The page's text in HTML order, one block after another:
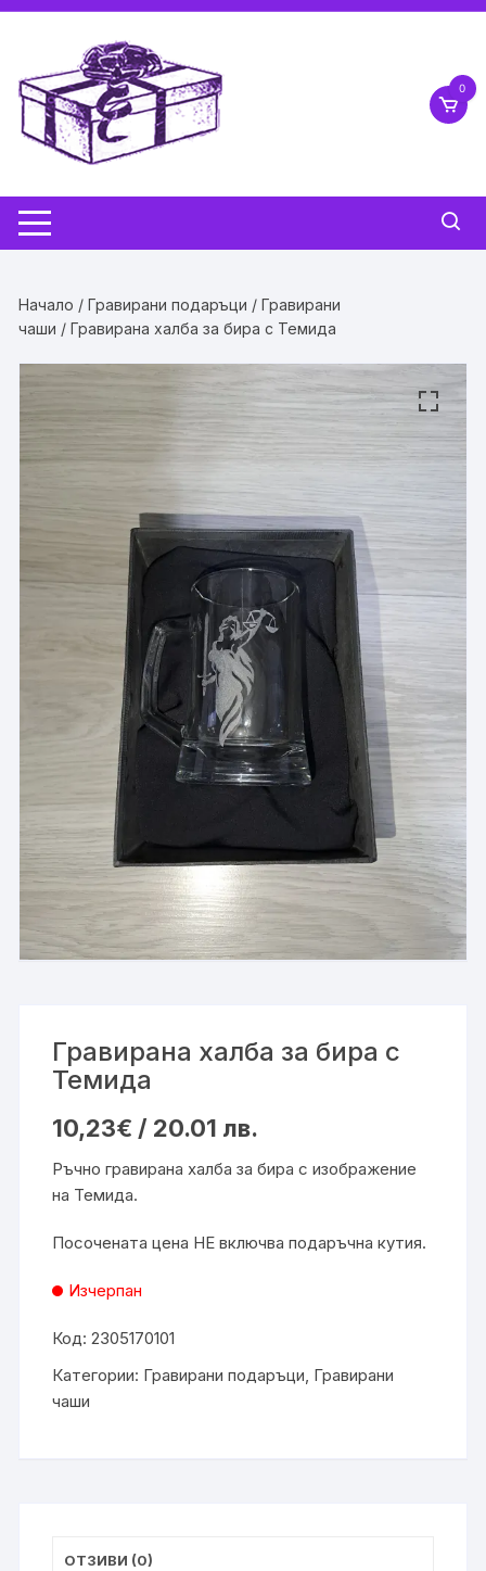
Skip
0
Начало / Гравирани подаръци / Гравирани
чаши / Гравирана халба за бира с Темида
Гравирана халба за бира с
Темида
10,23€ / 20.01 лв.
Ръчно гравирана халба за бира с изображение
на Темида.
Посочената цена НЕ включва подаръчна кутия.
Изчерпан
Код:2305170101
Категории: Гравирани подаръци, Гравирани
чаши
ОТЗИВИ (0)